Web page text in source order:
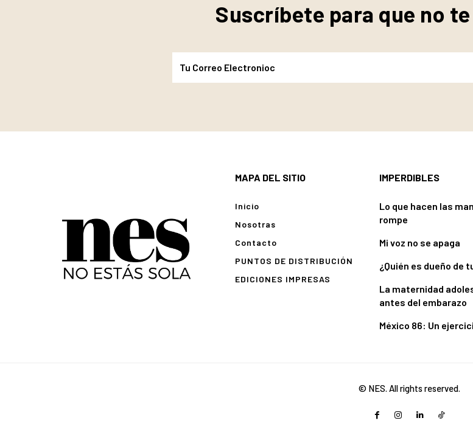
Suscríbete para que no
MAPA DEL SITIO
Inicio
Nosotras
Contacto
PUNTOS DE DISTRIBUCIÓN
EDICIONES IMPRESAS
IMPERDIBLES
Lo que hacen las
rompe
Mi voz no se apaga
¿Quién es dueño de
La maternidad
antes del embarazo
México 86: Un
© NES. All rights reserved.